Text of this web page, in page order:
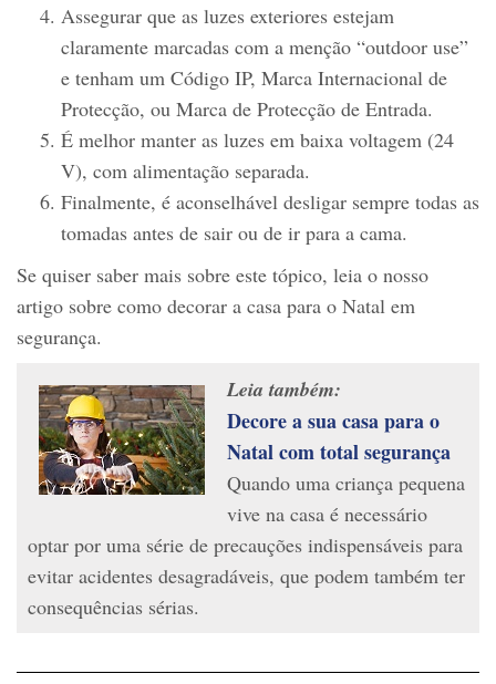
Assegurar que as luzes exteriores estejam
claramente marcadas com a menção “outdoor use”
e tenham um Código IP, Marca Internacional de
Protecção, ou Marca de Protecção de Entrada.
É melhor manter as luzes em baixa voltagem (24
V), com alimentação separada.
Finalmente, é aconselhável desligar sempre todas as
tomadas antes de sair ou de ir para a cama.
Se quiser saber mais sobre este tópico, leia o nosso
artigo sobre como decorar a casa para o Natal em
segurança.
Leia também:
Decore a sua casa para o
Natal com total segurança
Quando uma criança pequena
vive na casa é necessário
optar por uma série de precauções indispensáveis ​​para
evitar acidentes desagradáveis, que podem também ter
consequências sérias.